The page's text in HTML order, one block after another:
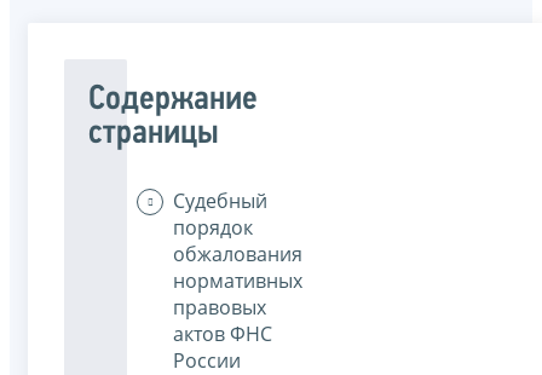
Содержание
страницы
Судебный
порядок
обжалования
нормативных
правовых
актов ФНС
России